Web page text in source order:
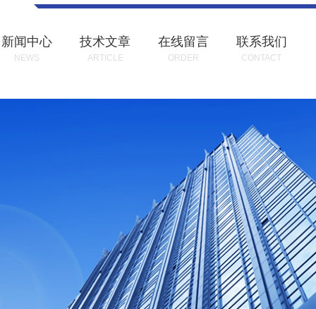
新闻中心
NEWS
技术文章
ARTICLE
在线留言
ORDER
联系我们
CONTACT